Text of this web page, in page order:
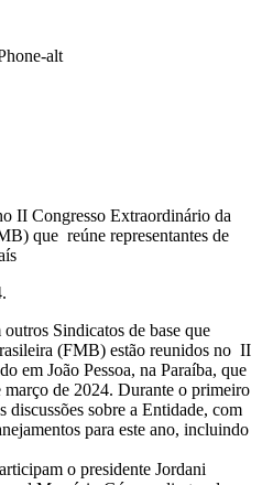
alt
II Congresso Extraordinário da
que reúne representantes de
Sindicatos de base que
(FMB) estão reunidos no II
em João Pessoa, na Paraíba, que
de 2024. Durante o primeiro
discussões sobre a Entidade, com
para este ano, incluindo
o presidente Jordani